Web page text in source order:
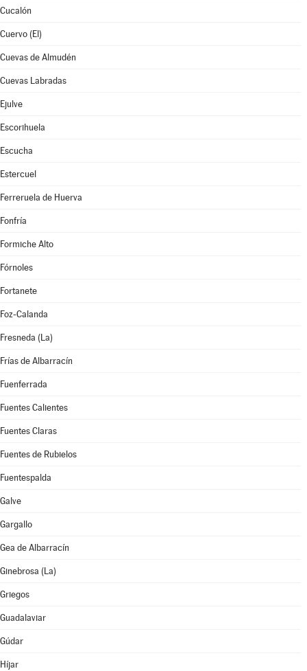
Cucalón
Cuervo (El)
Cuevas de Almudén
Cuevas Labradas
Ejulve
Escorihuela
Escucha
Estercuel
Ferreruela de Huerva
Fonfría
Formiche Alto
Fórnoles
Fortanete
Foz-Calanda
Fresneda (La)
Frías de Albarracín
Fuenferrada
Fuentes Calientes
Fuentes Claras
Fuentes de Rubielos
Fuentespalda
Galve
Gargallo
Gea de Albarracín
Ginebrosa (La)
Griegos
Guadalaviar
Gúdar
Híjar